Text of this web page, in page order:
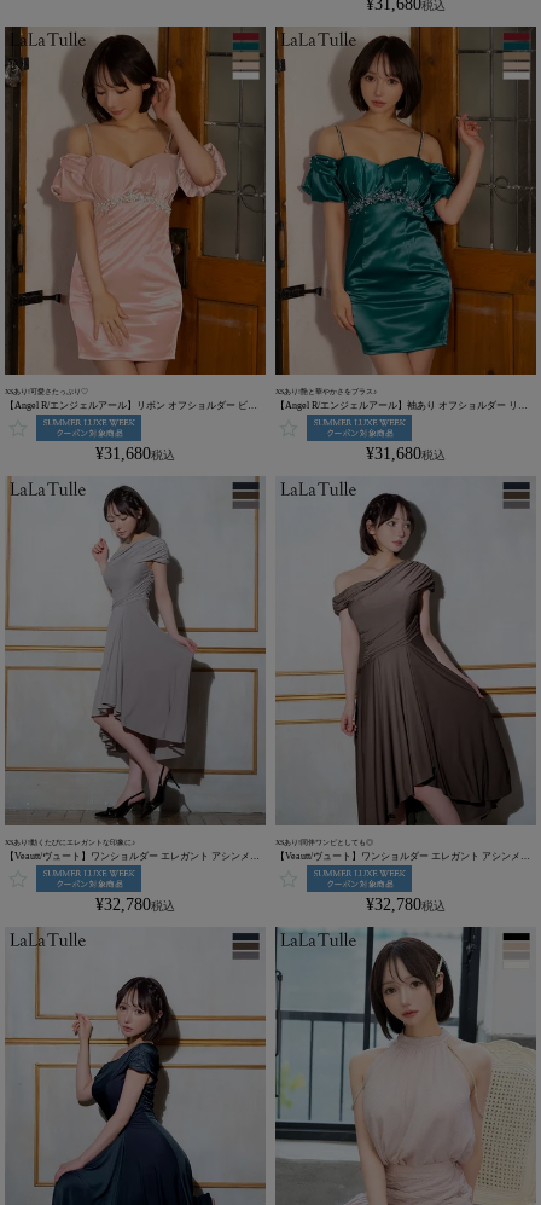
¥31,680税込
XSあり!可愛さたっぷり♡
【Angel R/エンジェルアール】リボン オフショルダー ビジ
ュー バストタック 2way 肩あき フリル袖 袖あり タイトミニ
ドレス (AR25255)
¥31,680税込
XSあり!艶と華やかさをプラス♪
【Angel R/エンジェルアール】袖あり オフショルダー リボ
ン バストタック 2way 肩あき フリル袖 ビジュー タイトミニ
ドレス (AR25255)
¥31,680税込
XSあり!動くたびにエレガントな印象に♪
【Veautt/ヴュート】ワンショルダー エレガント アシンメト
リー ドレープ Aラインロングドレス(VT022527)
¥32,780税込
XSあり!同伴ワンピとしても◎
【Veautt/ヴュート】ワンショルダー エレガント アシンメト
リー ドレープ Aラインロングドレス(VT022527)
¥32,780税込